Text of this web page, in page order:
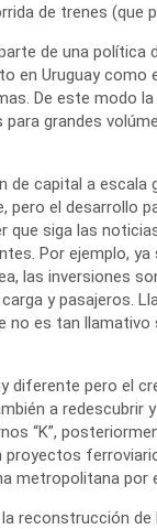
de trenes (que
de una política
Uruguay como
De este modo
grandes
capital a escala
el desarrollo
que siga las
Por ejemplo,
las inversiones
y pasajeros.
es tan llamativo
diferente pero el
a redescubrir
“K”,
metropolitana por
reconstrucción